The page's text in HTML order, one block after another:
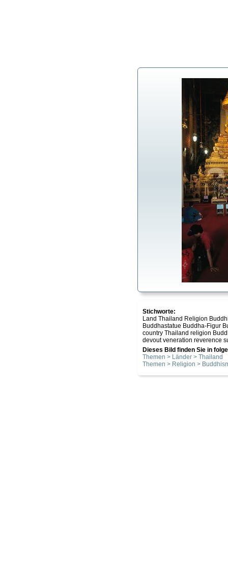
Stichworte:
Land Thailand Religion
Buddhastatue Buddha-Figur
country Thailand religion
devout veneration reverence
Dieses Bild finden Sie in
Themen > Länder > Thailand
Themen > Religion >